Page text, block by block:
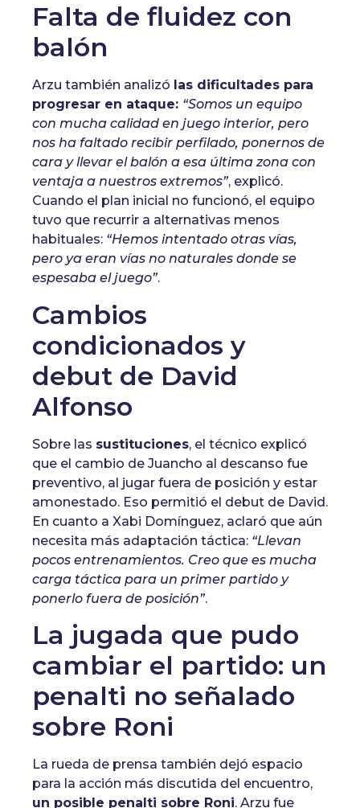
Falta de fluidez con
balón
Arzu también analizó las dificultades para
progresar en ataque: “Somos un equipo
con mucha calidad en juego interior, pero
nos ha faltado recibir perfilado, ponernos de
cara y llevar el balón a esa última zona con
ventaja a nuestros extremos”, explicó.
Cuando el plan inicial no funcionó, el equipo
tuvo que recurrir a alternativas menos
habituales: “Hemos intentado otras vías,
pero ya eran vías no naturales donde se
espesaba el juego”.
Cambios
condicionados y
debut de David
Alfonso
Sobre las sustituciones, el técnico explicó
que el cambio de Juancho al descanso fue
preventivo, al jugar fuera de posición y estar
amonestado. Eso permitió el debut de David.
En cuanto a Xabi Domínguez, aclaró que aún
necesita más adaptación táctica: “Llevan
pocos entrenamientos. Creo que es mucha
carga táctica para un primer partido y
ponerlo fuera de posición”.
La jugada que pudo
cambiar el partido: un
penalti no señalado
sobre Roni
La rueda de prensa también dejó espacio
para la acción más discutida del encuentro,
un posible penalti sobre Roni. Arzu fue